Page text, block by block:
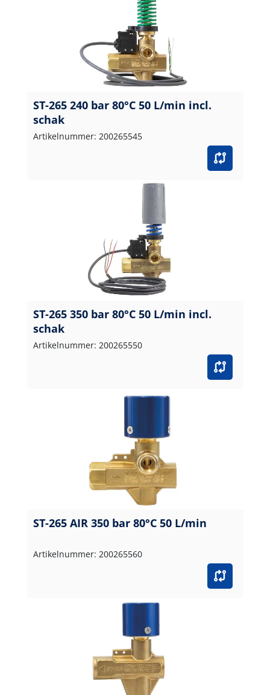
ST-265 240 bar 80°C 50 L/min incl.
schak
Artikelnummer: 200265545
ST-265 350 bar 80°C 50 L/min incl.
schak
Artikelnummer: 200265550
ST-265 AIR 350 bar 80°C 50 L/min
Artikelnummer: 200265560